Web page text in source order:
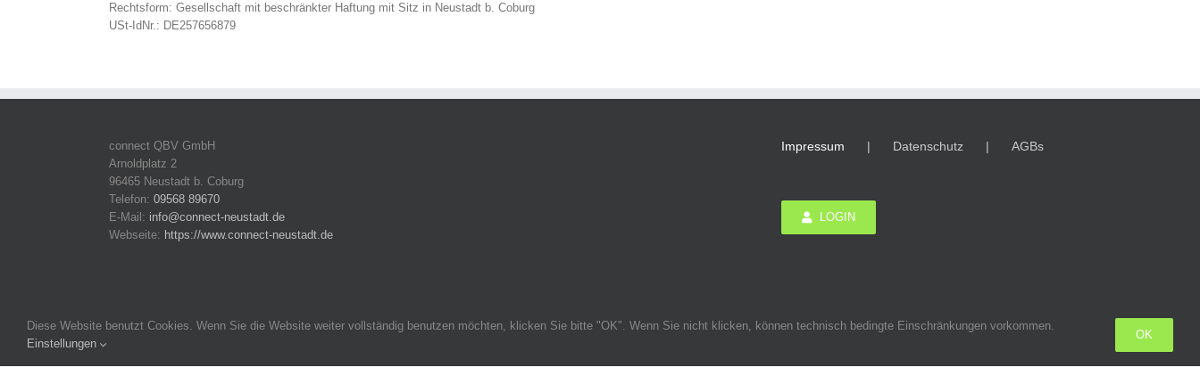
Rechtsform: Gesellschaft mit beschränkter Haftung mit Sitz in Neustadt b. Coburg
USt-IdNr.: DE257656879
connect QBV GmbH
Arnoldplatz 2
96465 Neustadt b. Coburg
Telefon: 09568 89670
E-Mail: info@connect-neustadt.de
Webseite: https://www.connect-neustadt.de
Impressum Datenschutz AGBs
LOGIN
Copyright 2016-2026 connect Neustadt | Alle Rechte vorbehalten
Diese Website benutzt Cookies. Wenn Sie die Website weiter vollständig benutzen möchten, klicken Sie bitte "OK". Wenn Sie nicht klicken, können technisch bedingte Einschränkungen vorkommen.
Einstellungen
OK